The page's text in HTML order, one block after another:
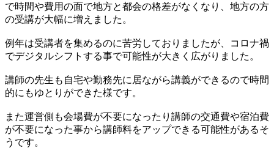
で時間や費用の面で地方と都会の格差がなくなり、地方の方
の受講が大幅に増えました。
例年は受講者を集めるのに苦労しておりましたが、コロナ禍
でデジタルシフトする事で可能性が大きく広がりました。
講師の先生も自宅や勤務先に居ながら講義ができるので時間
的にもゆとりができた様です。
また運営側も会場費が不要になったり講師の交通費や宿泊費
が不要になった事から講師料をアップできる可能性があるそ
うです。